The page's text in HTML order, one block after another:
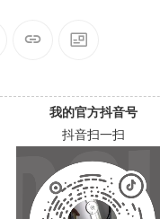
我的官方抖音号
抖音扫一扫